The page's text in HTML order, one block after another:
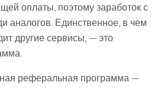
оплаты, поэтому заработок с
аналогов. Единственное, в чем
другие сервисы, — это
реферальная программа —